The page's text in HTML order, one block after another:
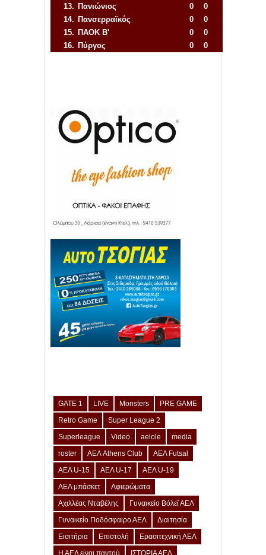
13. Πανιώνιος 0
0
14. Πανσερραϊκός 0
0
15. ΠΑΟΚ Β' 0
0
16. Πύργος 0
0
GATE 1 LIVE Monsters
PRE GAME
Retro Game
Super League 2
Superleague
Video aelole
media
roster
ΑΕΛ Athens Club
ΑΕΛ Futsal
ΑΕΛ U-15
ΑΕΛ U-17
ΑΕΛ U-19
ΑΕΛ μπάσκετ
Αφιερώματα
Αχιλλέας Νταβέλης
Γυναικείο Βόλεϊ ΑΕΛ
Γυναικείο Ποδόσφαιρο ΑΕΛ
Διαιτησία
Εισιτήρια
Επιστολή
Ερασιτεχνική ΑΕΛ
Η ΑΕΛ είναι παντού
ΙΣΤΟΡΙΑ ΑΕΛ